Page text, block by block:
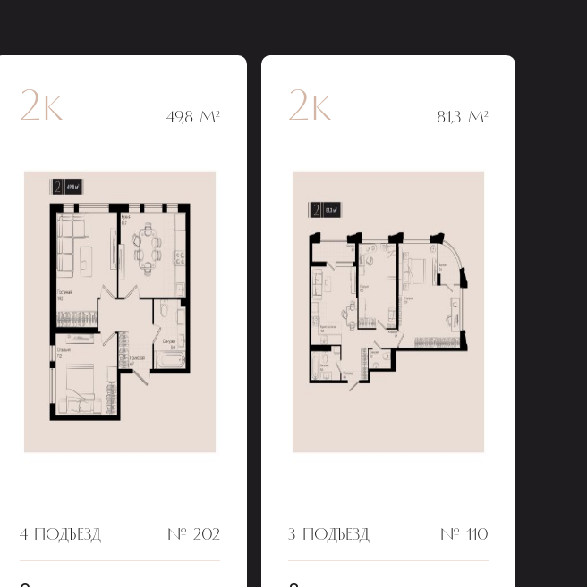
2к 49,8 М²
4 ПОДЪЕЗД № 202
2к 81,3 М²
3 ПОДЪЕЗД № 110